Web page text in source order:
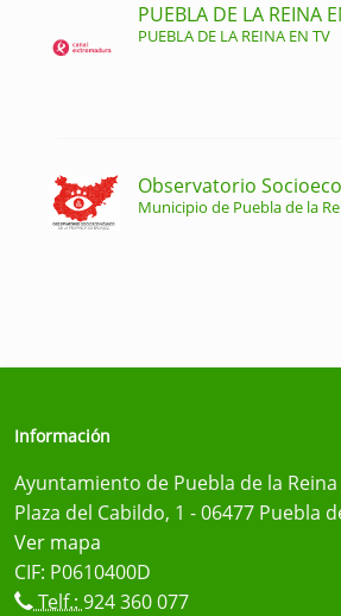
PUEBLA DE LA REINA
PUEBLA DE LA REINA EN TV
Observatorio
Municipio de Puebla de la
Información
Ayuntamiento de Puebla de la Reina
Plaza del Cabildo, 1 - 06477 Puebla
Ver mapa
CIF: P0610400D
Telf.: 924 360 077